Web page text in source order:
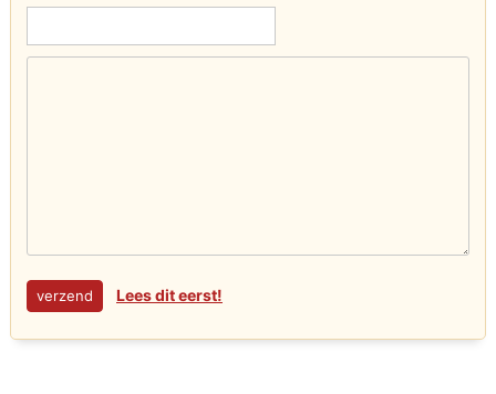
Lees dit eerst!